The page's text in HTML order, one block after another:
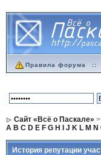
Правила форума ::
Сайт «Всё о Паскале» >
A B C D E F G H J K L M N
История репутации